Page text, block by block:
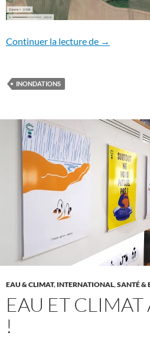
Continuer la lecture de →
INONDATIONS
EAU & CLIMAT, INTERNATIONAL,SANTÉ &
EAU ET CLIMAT
!